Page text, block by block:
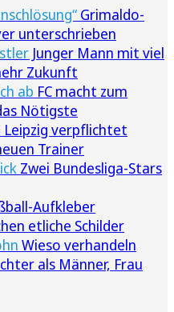
Grimaldo-
unterschrieben
Junger Mann mit viel
Zukunft
ab FC macht zum
Nötigste
Leipzig verpflichtet
Trainer
Zwei Bundesliga-Stars
Aufkleber
etliche Schilder
Wieso verhandeln
als Männer, Frau